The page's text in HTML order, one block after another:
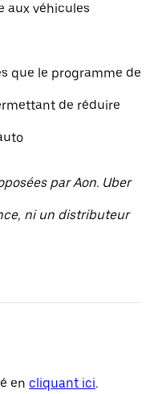
aux véhicules
que le programme de
de réduire
par Aon. Uber
ni un distributeur
en cliquant ici.